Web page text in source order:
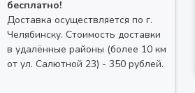
бесплатно!
Доставка осуществляется по г.
Челябинску. Стоимость доставки
в удалённые районы (более 10 км
от ул. Салютной 23) - 350 рублей.